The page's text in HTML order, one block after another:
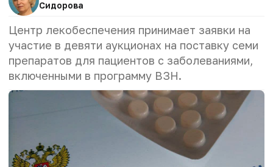
Сидорова
Центр лекобеспечения принимает заявки на
участие в девяти аукционах на поставку семи
препаратов для пациентов с заболеваниями,
включенными в программу ВЗН.